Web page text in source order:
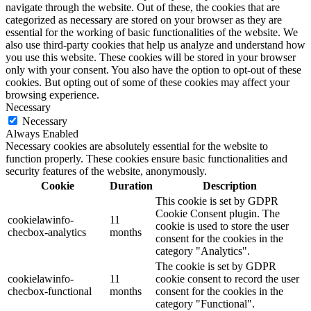
navigate through the website. Out of these, the cookies that are
categorized as necessary are stored on your browser as they are
essential for the working of basic functionalities of the website. We
also use third-party cookies that help us analyze and understand how
you use this website. These cookies will be stored in your browser
only with your consent. You also have the option to opt-out of these
cookies. But opting out of some of these cookies may affect your
browsing experience.
Necessary
Necessary
Always Enabled
Necessary cookies are absolutely essential for the website to
function properly. These cookies ensure basic functionalities and
security features of the website, anonymously.
Cookie
Duration Description
cookielawinfo-
checbox-analytics
11
months
This cookie is set by GDPR
Cookie Consent plugin. The
cookie is used to store the user
consent for the cookies in the
category "Analytics".
cookielawinfo-
checbox-functional
11
months
The cookie is set by GDPR
cookie consent to record the user
consent for the cookies in the
category "Functional".